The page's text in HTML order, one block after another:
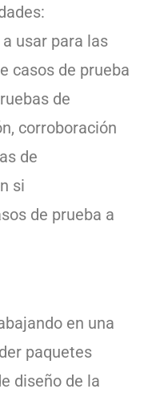
usar para las
casos de prueba
de
corroboración
de
si
de prueba a
en una
paquetes
diseño de la